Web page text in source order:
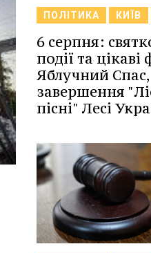
ПОЛІТИКА КИЇВ
6 серпня:
події та цікаві
Яблучний Спас,
завершення
пісні" Лесі